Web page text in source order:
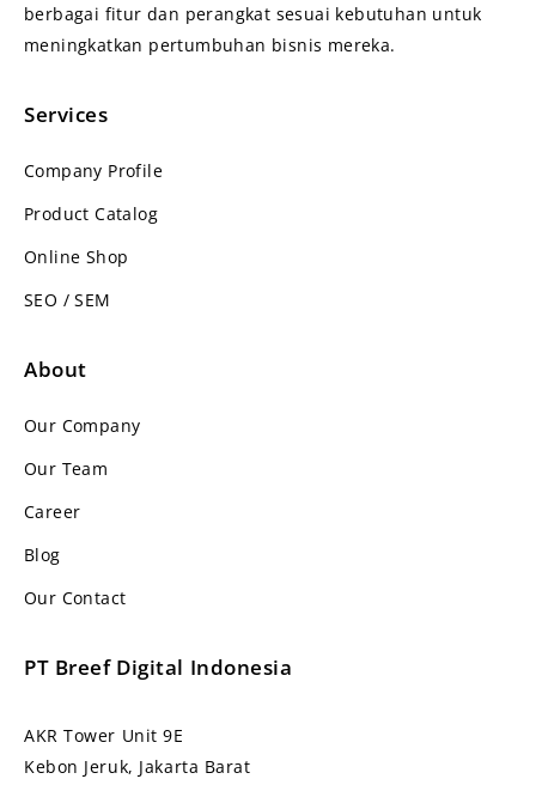
berbagai fitur dan perangkat sesuai kebutuhan untuk
meningkatkan pertumbuhan bisnis mereka.
Services
Company Profile
Product Catalog
Online Shop
SEO / SEM
About
Our Company
Our Team
Career
Blog
Our Contact
PT Breef Digital Indonesia
AKR Tower Unit 9E
Kebon Jeruk, Jakarta Barat